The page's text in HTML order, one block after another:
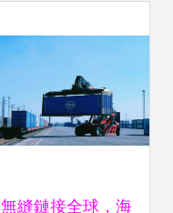
無縫鏈接全球，海